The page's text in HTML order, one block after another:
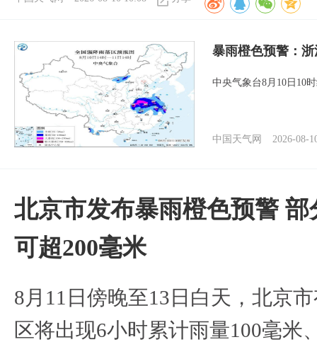
暴雨橙色预警：
中央气象台8月10日10
中国天气网 2026-08-
北京市发布暴雨橙色预警
可超200毫米
8月11日傍晚至13日白天，北京
区将出现6小时累计雨量100毫米